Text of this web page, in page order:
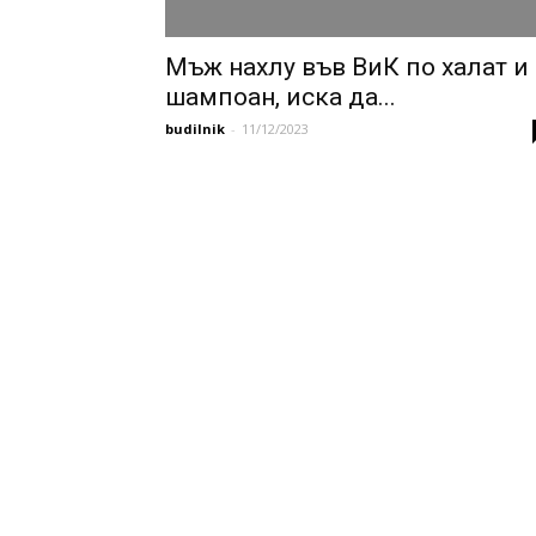
Мъж нахлу във ВиК по халат и
шампоан, иска да...
budilnik - 11/12/2023